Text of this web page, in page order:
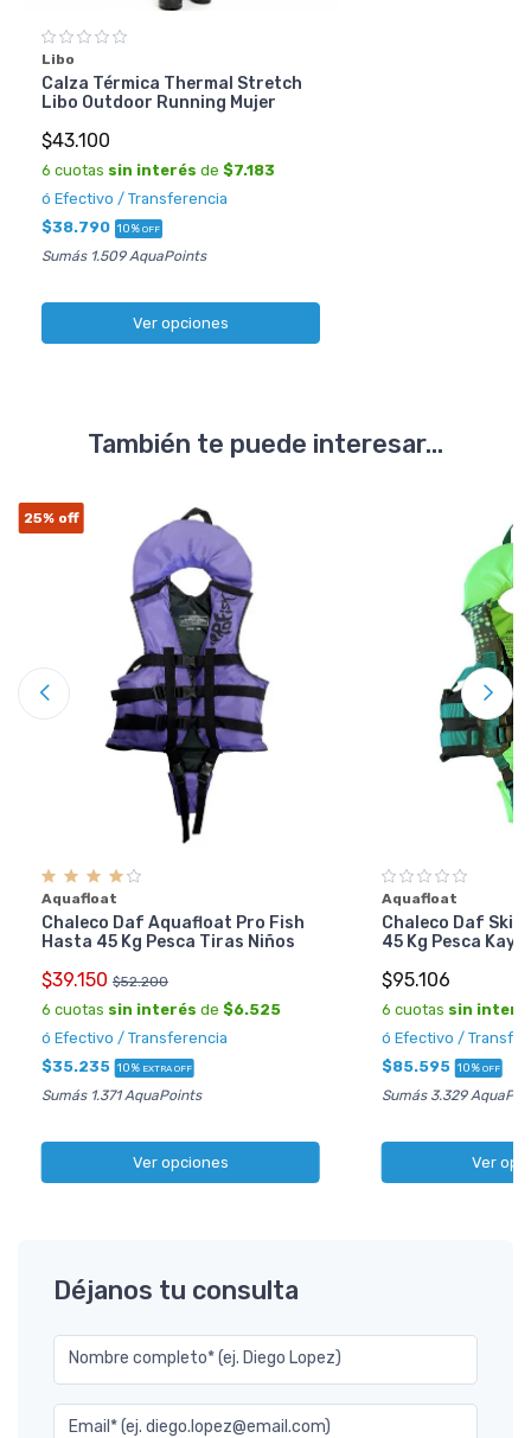
Libo
Calza Térmica Thermal Stretch
Libo Outdoor Running Mujer
$43.100
6 cuotas sin interés de $7.183
ó Efectivo / Transferencia
$38.790 10% OFF
Sumás 1.509 AquaPoints
Ver opciones
También te puede interesar...
25% off
Aquafloat
Chaleco Daf Aquafloat Pro Fish
Hasta 45 Kg Pesca Tiras Niños
$39.150 $52.200
6 cuotas sin interés de $6.525
ó Efectivo / Transferencia
$35.235 10% EXTRA OFF
Sumás 1.371 AquaPoints
Ver opciones
Aquafloat
Chaleco Daf Ski
45 Kg Pesca
$95.106
6 cuotas sin
ó Efectivo /
$85.595 10% OFF
Sumás 3.329
Ver
Déjanos tu consulta
Nombre completo* (ej. Diego Lopez)
Email* (ej. diego.lopez@email.com)